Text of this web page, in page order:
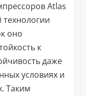
Atlas
технологии
оно
к
даже
условиях и
Таким